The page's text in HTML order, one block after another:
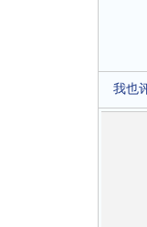
我也